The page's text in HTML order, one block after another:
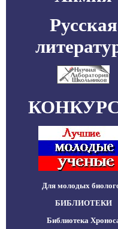
Русская
Для молодых
БИБЛИОТЕКИ
Библиотека